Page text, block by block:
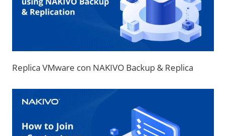
Replica VMware con NAKIVO Backup & Replica